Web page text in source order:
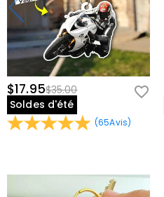
$17.95$35.00
Soldes d'été
(65Avis)